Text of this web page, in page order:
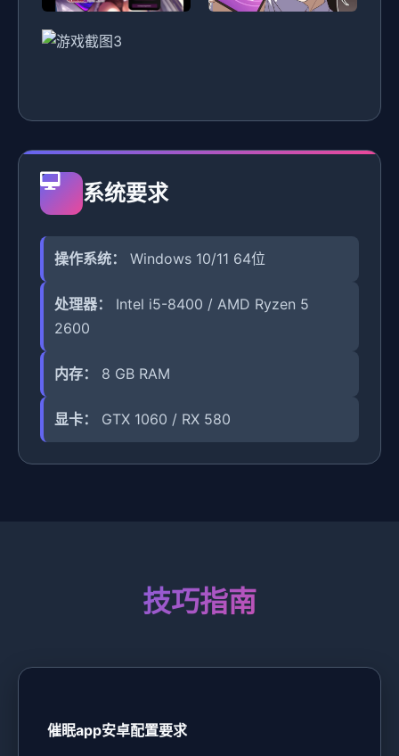
系统要求
操作系统： Windows 10/11 64位
处理器：
Intel i5-8400 / AMD Ryzen 5
2600
内存： 8 GB RAM
显卡： GTX 1060 / RX 580
技巧指南
催眠app安卓配置要求